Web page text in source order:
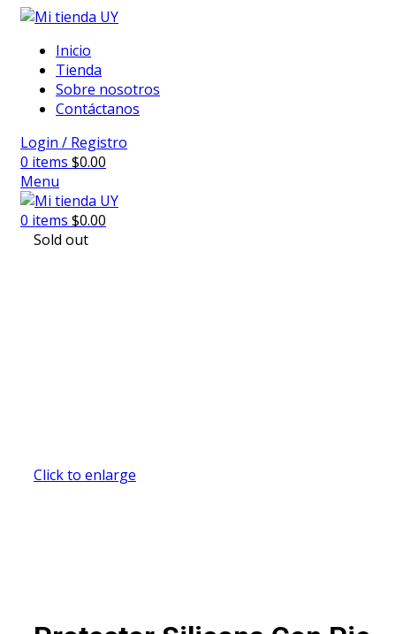
Inicio
Tienda
Sobre nosotros
Contáctanos
Login / Registro
0 items $0.00
Menu
0 items $0.00
Sold out
Click to enlarge